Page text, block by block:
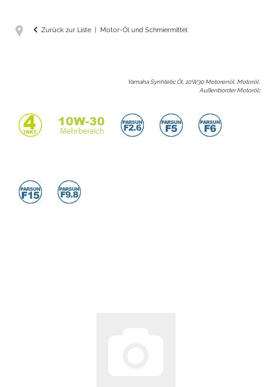
Zurück zur Liste Motor-Öl und Schmiermittel
Yamaha Synhtetic Öl, 10W30 Motorenöl, Motoröl,
Außenborder Motoröl: